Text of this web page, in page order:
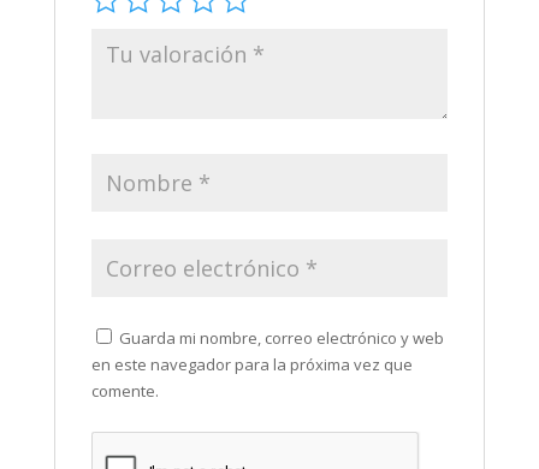
Guarda mi nombre, correo electrónico y web
en este navegador para la próxima vez que
comente.